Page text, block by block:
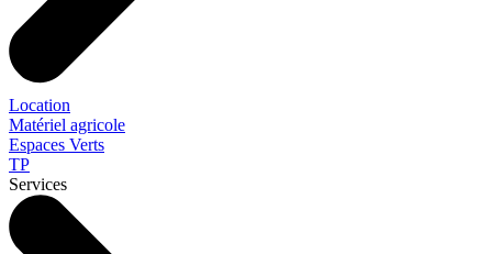
Location
Matériel agricole
Espaces Verts
TP
Services